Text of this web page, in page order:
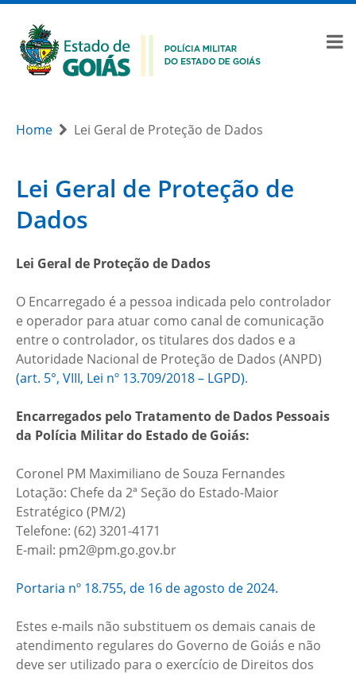
Home Lei Geral de Proteção de Dados
Lei Geral de Proteção de
Dados
Lei Geral de Proteção de Dados
O Encarregado é a pessoa indicada pelo controlador
e operador para atuar como canal de comunicação
entre o controlador, os titulares dos dados e a
Autoridade Nacional de Proteção de Dados (ANPD)
(art. 5°, VIII, Lei nº 13.709/2018 – LGPD).
Encarregados pelo Tratamento de Dados Pessoais
da Polícia Militar do Estado de Goiás:
Coronel PM Maximiliano de Souza Fernandes
Lotação: Chefe da 2ª Seção do Estado-Maior
Estratégico (PM/2)
Telefone: (62) 3201-4171
E-mail: pm2@pm.go.gov.br
Portaria nº 18.755, de 16 de agosto de 2024.
Estes e-mails não substituem os demais canais de
atendimento regulares do Governo de Goiás e não
deve ser utilizado para o exercício de Direitos dos